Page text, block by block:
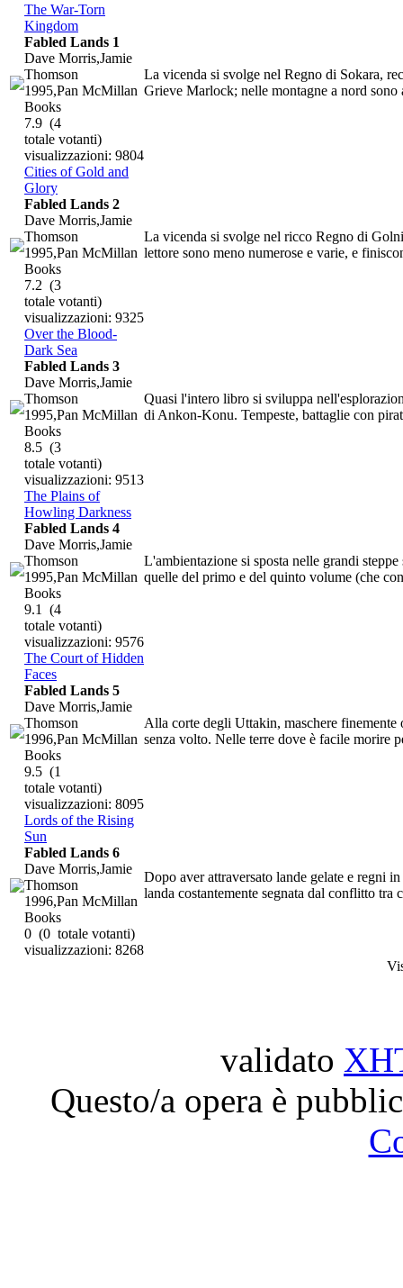
The War-Torn
Kingdom
La vicenda si svolge nel Regno di Sokara,
Grieve Marlock; nelle montagne a nord sono
Fabled Lands 1
Dave Morris,Jamie
Thomson
1995,Pan McMillan
Books
7.9 (4
totale votanti)
visualizzazioni: 9804
Cities of Gold and
Glory
La vicenda si svolge nel ricco Regno di
lettore sono meno numerose e varie, e
Fabled Lands 2
Dave Morris,Jamie
Thomson
1995,Pan McMillan
Books
7.2 (3
totale votanti)
visualizzazioni: 9325
Over the Blood-
Dark Sea
Quasi l'intero libro si sviluppa
di Ankon-Konu. Tempeste, battaglie con
Fabled Lands 3
Dave Morris,Jamie
Thomson
1995,Pan McMillan
Books
8.5 (3
totale votanti)
visualizzazioni: 9513
The Plains of
Howling Darkness
L'ambientazione si sposta nelle grandi
quelle del primo e del quinto volume (che
Fabled Lands 4
Dave Morris,Jamie
Thomson
1995,Pan McMillan
Books
9.1
(4
totale votanti)
visualizzazioni: 9576
The Court of Hidden
Faces
Alla corte degli Uttakin, maschere finemente
senza volto. Nelle terre dove è facile morire
Fabled Lands 5
Dave Morris,Jamie
Thomson
1996,Pan McMillan
Books
9.5 (1
totale votanti)
visualizzazioni: 8095
Lords of the Rising
Sun
Dopo aver attraversato lande gelate e regni
landa costantemente segnata dal conflitto tra
Fabled Lands 6
Dave Morris,Jamie
Thomson
1996,Pan McMillan
Books
0 (0 totale votanti)
visualizzazioni: 8268
validato
Questo/a opera è